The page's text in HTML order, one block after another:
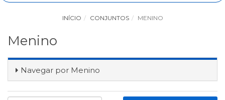
INÍCIO CONJUNTOS MENINO
Menino
Navegar por Menino